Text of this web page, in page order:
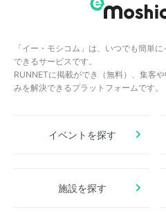
「イー・モシコム」は、いつでも簡単
できるサービスです。
RUNNETに掲載ができ（無料）、集客
みを解決できるプラットフォームです。
イベントを探す
施設を探す